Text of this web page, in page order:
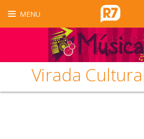
MENU
Virada